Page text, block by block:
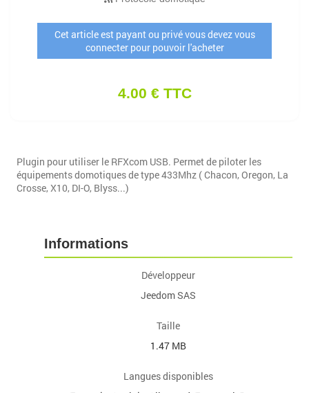
Cet article est payant ou privé vous devez vous
connecter pour pouvoir l'acheter
4.00 € TTC
Plugin pour utiliser le RFXcom USB. Permet de piloter les
équipements domotiques de type 433Mhz ( Chacon, Oregon, La
Crosse, X10, DI-O, Blyss...)
Informations
Développeur
Jeedom SAS
Taille
1.47 MB
Langues disponibles